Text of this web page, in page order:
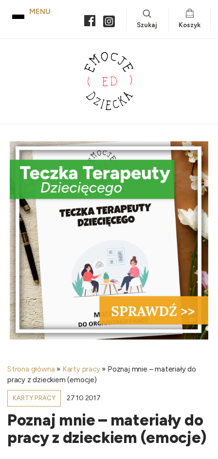
Szukaj Koszyk
Strona główna » Karty pracy» Poznaj mnie – materiały do
pracy z dzieckiem (emocje)
KARTY PRACY 27 10 2017
Poznaj mnie – materiały do
pracy z dzieckiem (emocje)